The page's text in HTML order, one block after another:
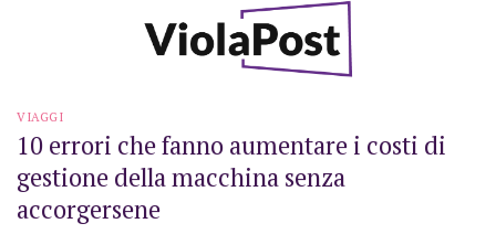
VIAGGI
10 errori che fanno aumentare i costi di
gestione della macchina senza
accorgersene